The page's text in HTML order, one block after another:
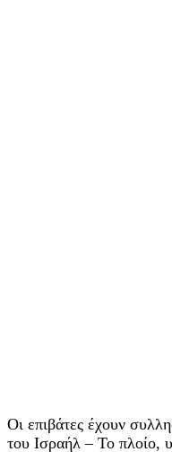
Οι επιβάτες έχουν
του Ισραήλ – Το πλοίο,